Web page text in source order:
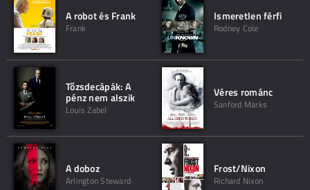
A robot és Frank
Frank
Ismeretlen férfi
Rodney Cole
Tőzsdecápák: A
pénz nem alszik
Louis Zabel
Véres románc
Sanford Marks
A doboz
Arlington Steward
Frost/Nixon
Richard Nixon